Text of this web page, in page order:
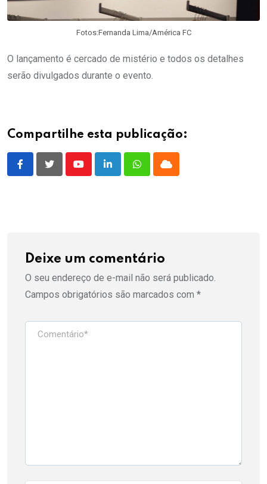
Fotos:Fernanda Lima/América FC
O lançamento é cercado de mistério e todos os detalhes
serão divulgados durante o evento.
Compartilhe esta publicação:
YoutubeLinkedInWhatsappCloud
Deixe um comentário
O seu endereço de e-mail não será publicado.
Campos obrigatórios são marcados com *